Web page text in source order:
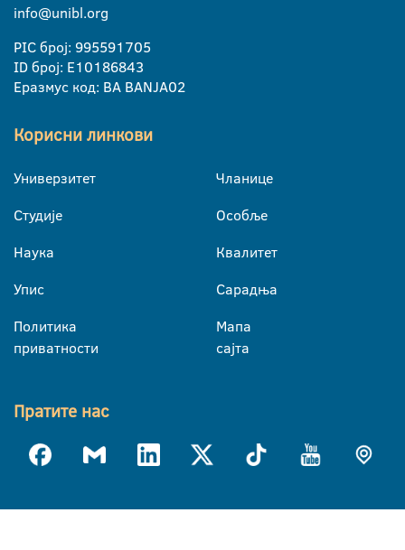
info@unibl.org
PIC број: 995591705
ID број: E10186843
Еразмус код: BA BANJA02
Корисни линкови
Универзитет
Студије
Наука
Упис
Политика
приватности
Чланице
Особље
Квалитет
Сарадња
Мапа
сајта
Пратите нас